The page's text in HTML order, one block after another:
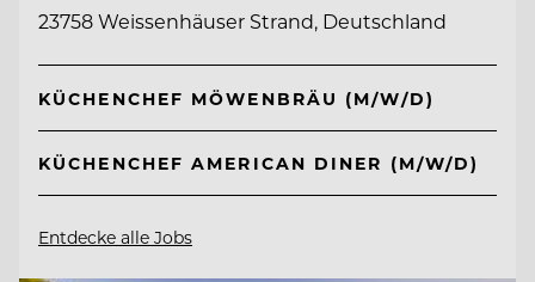
23758 Weissenhäuser Strand, Deutschland
KÜCHENCHEF MÖWENBRÄU (M/W/D)
KÜCHENCHEF AMERICAN DINER (M/W/D)
Entdecke alle Jobs